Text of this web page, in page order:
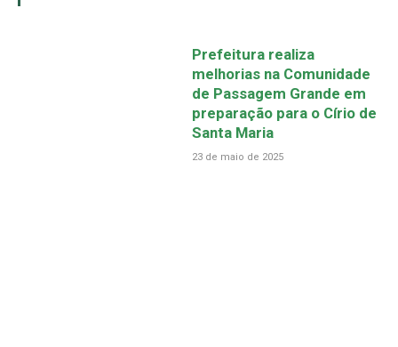
Prefeitura realiza
melhorias na Comunidade
de Passagem Grande em
preparação para o Círio de
Santa Maria
23 de maio de 2025